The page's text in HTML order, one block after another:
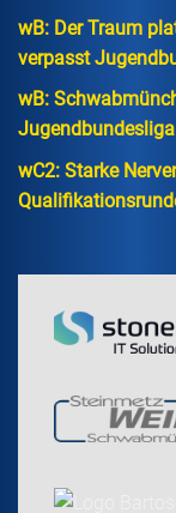
wB: Der Traum
verpasst
wB:
Jugendbundesliga
wC2: Starke